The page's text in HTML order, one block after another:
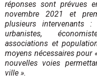
réponses sont prévues
novembre 2021 et
plusieurs intervenants :
urbanistes,
associations et
moyens nécessaires pour
nouvelles voies
ville ».